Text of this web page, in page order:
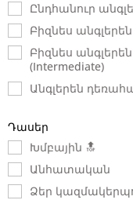
Ընդհանուր
Բիզնես անգլերեն
Բիզնես
(Intermediate)
Անգլերեն
Դասեր
Խմբային 🔝
Անհատական
Ձեր